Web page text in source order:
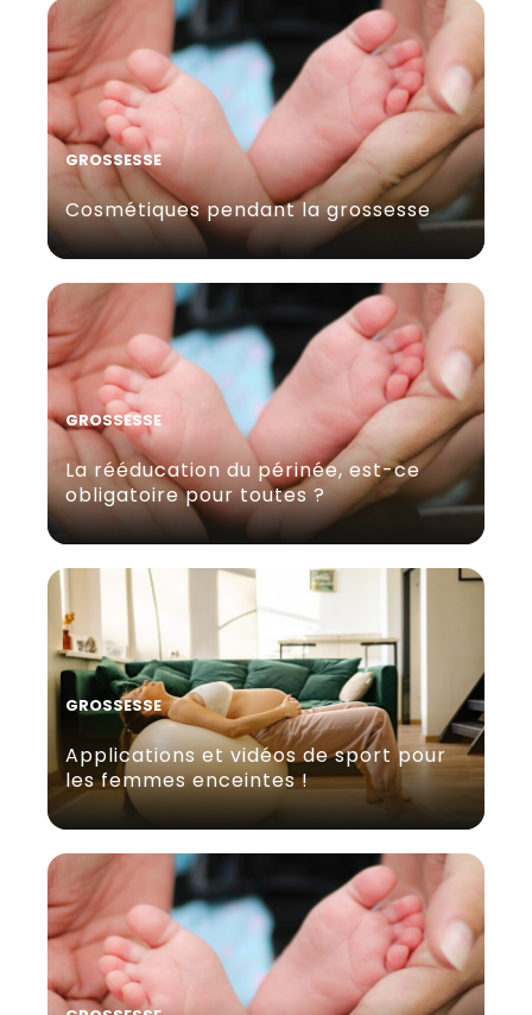
GROSSESSE
Cosmétiques pendant la grossesse
GROSSESSE
La rééducation du périnée, est-ce
obligatoire pour toutes ?
GROSSESSE
Applications et vidéos de sport pour
les femmes enceintes !